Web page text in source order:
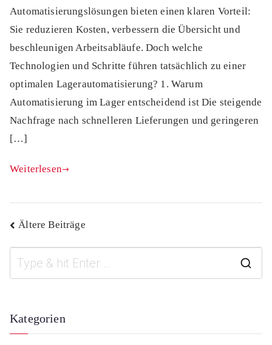
Automatisierungslösungen bieten einen klaren Vorteil:
Sie reduzieren Kosten, verbessern die Übersicht und
beschleunigen Arbeitsabläufe. Doch welche
Technologien und Schritte führen tatsächlich zu einer
optimalen Lagerautomatisierung? 1. Warum
Automatisierung im Lager entscheidend ist Die steigende
Nachfrage nach schnelleren Lieferungen und geringeren
[…]
Weiterlesen
Beitragsnavigation
Ältere Beiträge
r
Kategorien